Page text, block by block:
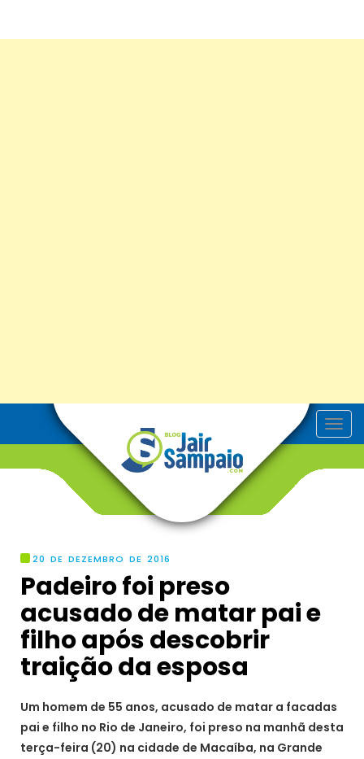
T
o
20 DE DEZEMBRO DE 2016
Padeiro foi preso
acusado de matar pai e
filho após descobrir
traição da esposa
Um homem de 55 anos, acusado de matar a facadas
pai e filho no Rio de Janeiro, foi preso na manhã desta
terça-feira (20) na cidade de Macaíba, na Grande